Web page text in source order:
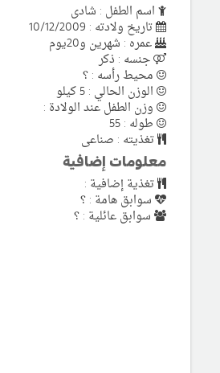
اسم الطفل : شادى
تاريخ ولادته : 10/12/2009
عمره : شهرين و20يوم
جنسه : ذكر
محيط رأسه : ؟
الوزن الحالي : 5 كيلو
وزن الطفل عند الولادة :
طوله : 55
تغذيته : صناعى
معلومات إضافية
تغذية إضافية :
سوابق هامة : ؟
سوابق عائلية : ؟